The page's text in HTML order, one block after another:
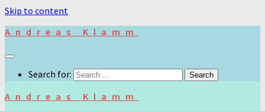
Skip to content
Andreas Klamm
Search for:
Andreas Klamm